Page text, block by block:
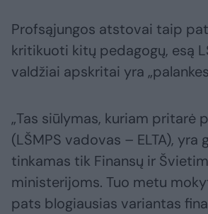
Profsąjungos atstovai taip
kritikuoti kitų pedagogų, esą
valdžiai apskritai yra
„Tas siūlymas, kuriam pritarė
(LŠMPS vadovas – ELTA), yra
tinkamas tik Finansų ir
ministerijoms. Tuo metu
pats blogiausias variantas